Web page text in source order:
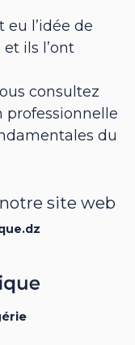
l’idée de
ils l’ont
consultez
professionnelle
du
site web